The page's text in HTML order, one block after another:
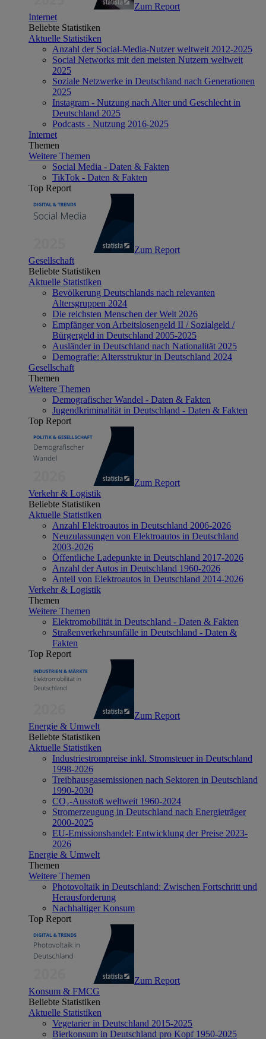
Zum Report
Internet
Beliebte Statistiken
Aktuelle Statistiken
Anzahl der Social-Media-Nutzer weltweit 2012-2025
Social Networks mit den meisten Nutzern weltweit
2025
Soziale Netzwerke in Deutschland nach Generationen
2025
Instagram - Nutzung nach Alter und Geschlecht in
Deutschland 2025
Podcasts - Nutzung 2016-2025
Internet
Themen
Weitere Themen
Social Media - Daten & Fakten
TikTok - Daten & Fakten
Top Report
Zum Report
Gesellschaft
Beliebte Statistiken
Aktuelle Statistiken
Bevölkerung Deutschlands nach relevanten
Altersgruppen 2024
Die reichsten Menschen der Welt 2026
Empfänger von Arbeitslosengeld II / Sozialgeld /
Bürgergeld in Deutschland 2005-2025
Ausländer in Deutschland nach Nationalität 2025
Demografie: Altersstruktur in Deutschland 2024
Gesellschaft
Themen
Weitere Themen
Demografischer Wandel - Daten & Fakten
Jugendkriminalität in Deutschland - Daten & Fakten
Top Report
Zum Report
Verkehr & Logistik
Beliebte Statistiken
Aktuelle Statistiken
Anzahl Elektroautos in Deutschland 2006-2026
Neuzulassungen von Elektroautos in Deutschland
2003-2026
Öffentliche Ladepunkte in Deutschland 2017-2026
Anzahl der Autos in Deutschland 1960-2026
Anteil von Elektroautos in Deutschland 2014-2026
Verkehr & Logistik
Themen
Weitere Themen
Elektromobilität in Deutschland - Daten & Fakten
Straßenverkehrsunfälle in Deutschland - Daten &
Fakten
Top Report
Zum Report
Energie & Umwelt
Beliebte Statistiken
Aktuelle Statistiken
Industriestrompreise inkl. Stromsteuer in Deutschland
1998-2026
Treibhausgasemissionen nach Sektoren in Deutschland
1990-2030
CO₂-Ausstoß weltweit 1960-2024
Stromerzeugung in Deutschland nach Energieträger
2000-2025
EU-Emissionshandel: Entwicklung der Preise 2023-
2026
Energie & Umwelt
Themen
Weitere Themen
Photovoltaik in Deutschland: Zwischen Fortschritt und
Herausforderung
Nachhaltiger Konsum
Top Report
Zum Report
Konsum & FMCG
Beliebte Statistiken
Aktuelle Statistiken
Vegetarier in Deutschland 2015-2025
Bierkonsum in Deutschland pro Kopf 1950-2025